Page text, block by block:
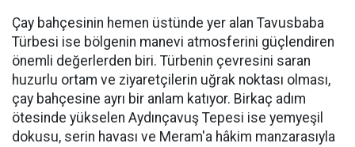
Çay bahçesinin hemen üstünde yer alan Tavusbaba
Türbesi ise bölgenin manevi atmosferini güçlendiren
önemli değerlerden biri. Türbenin çevresini saran
huzurlu ortam ve ziyaretçilerin uğrak noktası olması,
çay bahçesine ayrı bir anlam katıyor. Birkaç adım
ötesinde yükselen Aydınçavuş Tepesi ise yemyeşil
dokusu, serin havası ve Meram'a hâkim manzarasıyla